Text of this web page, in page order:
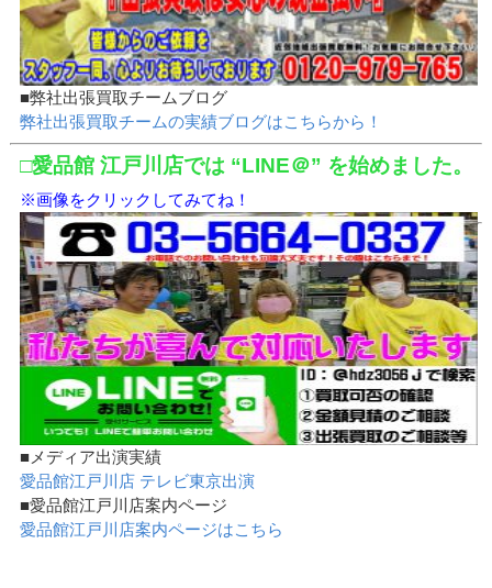
■弊社出張買取チームブログ
弊社出張買取チームの実績ブログはこちらから！
□愛品館 江戸川店では “LINE＠” を始めました。
※画像をクリックしてみてね！
■メディア出演実績
愛品館江戸川店 テレビ東京出演
■愛品館江戸川店案内ページ
愛品館江戸川店案内ページはこちら